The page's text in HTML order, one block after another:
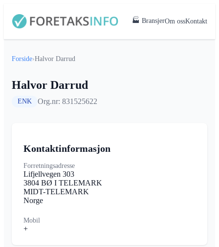
🏭 BransjerOm ossKontakt
Forside›Halvor Darrud
Halvor Darrud
ENK Org.nr: 831525622
Kontaktinformasjon
Forretningsadresse
Lifjellvegen 303
3804 BØ I TELEMARK
MIDT-TELEMARK
Norge
Mobil
+